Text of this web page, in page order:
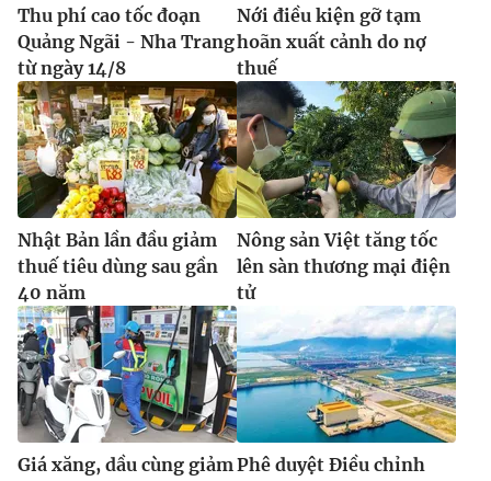
Thu phí cao tốc đoạn
Quảng Ngãi - Nha Trang
từ ngày 14/8
Nới điều kiện gỡ tạm
hoãn xuất cảnh do nợ
thuế
Nhật Bản lần đầu giảm
thuế tiêu dùng sau gần
40 năm
Nông sản Việt tăng tốc
lên sàn thương mại điện
tử
Giá xăng, dầu cùng giảmPhê duyệt Điều chỉnh